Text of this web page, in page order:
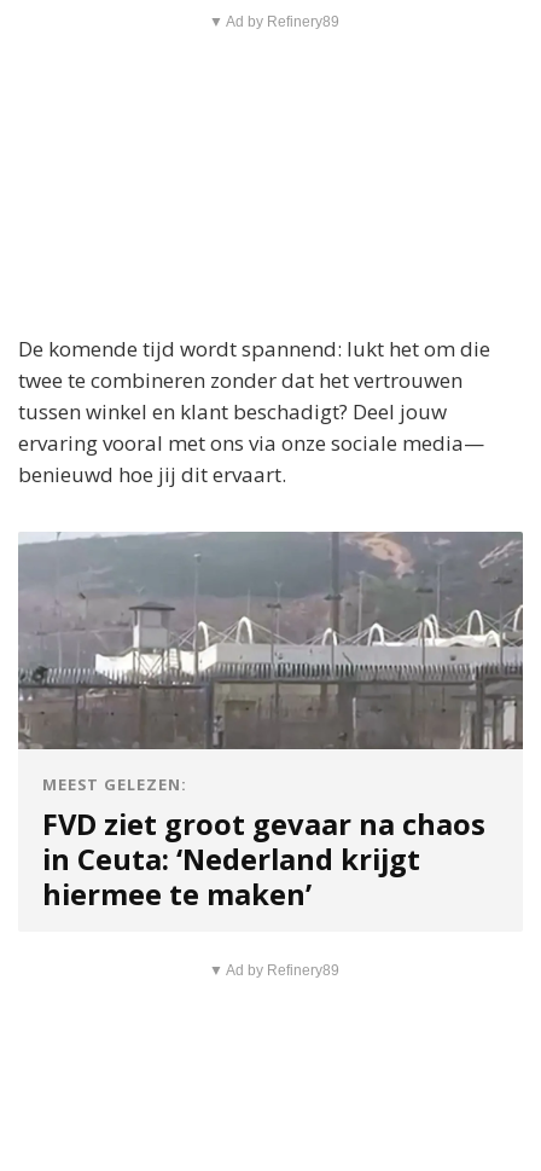
▼ Ad by Refinery89
De komende tijd wordt spannend: lukt het om die
twee te combineren zonder dat het vertrouwen
tussen winkel en klant beschadigt? Deel jouw
ervaring vooral met ons via onze sociale media—
benieuwd hoe jij dit ervaart.
MEEST GELEZEN:
FVD ziet groot gevaar na chaos
in Ceuta: ‘Nederland krijgt
hiermee te maken’
▼ Ad by Refinery89